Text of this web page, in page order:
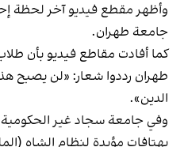
وأظهر مقطع فيديو آخر لحظة
جامعة طهران.
كما أفادت مقاطع فيديو بأن
طهران رددوا شعار: «لن يصبح
الدين».
وفي جامعة سجاد غير